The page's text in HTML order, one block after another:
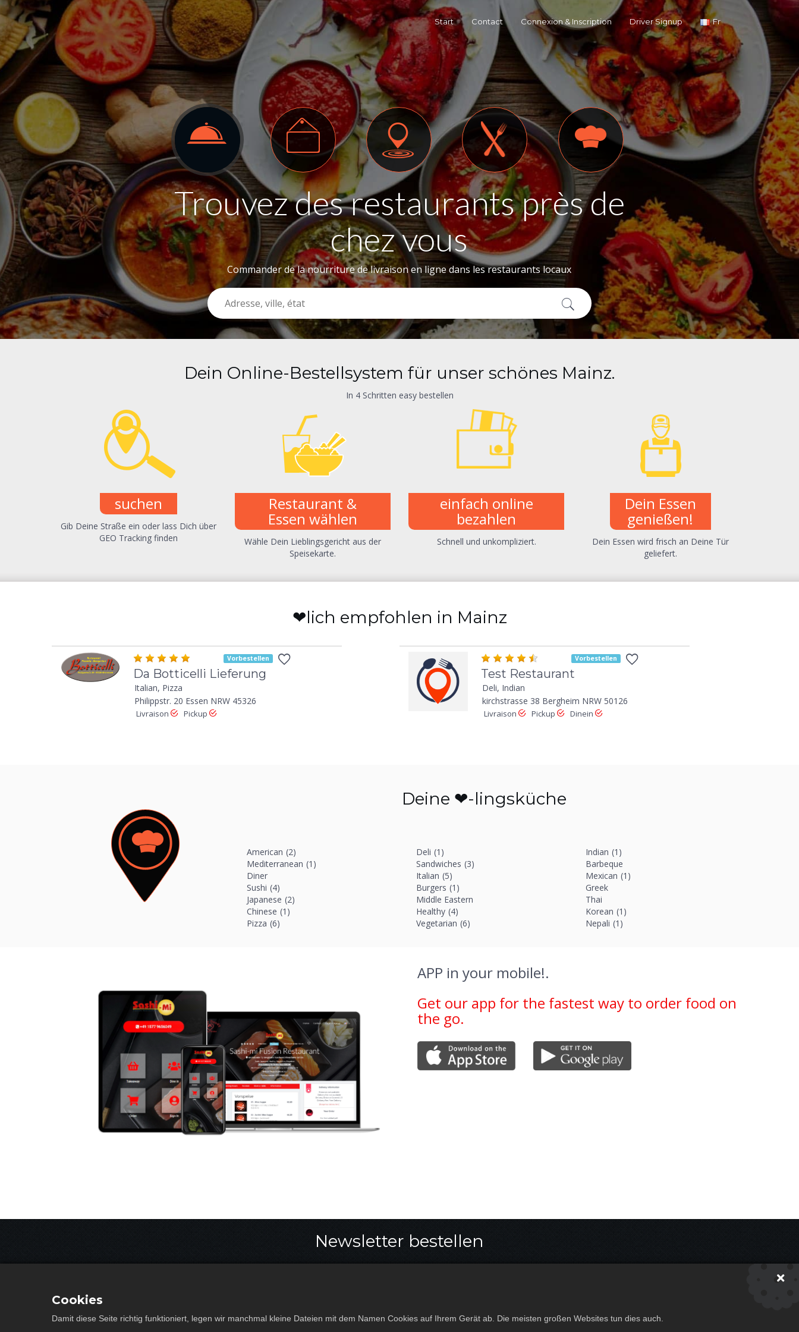
Start Contact Connexion & Inscription Driver Signup Fr
Trouvez des restaurants près de
chez vous
Commander de la nourriture de livraison en ligne dans les restaurants locaux
Dein Online-Bestellsystem für unser schönes Mainz.
In 4 Schritten easy bestellen
suchen
Gib Deine Straße ein oder lass Dich über
GEO Tracking finden
Restaurant &
Essen wählen
Wähle Dein Lieblingsgericht aus der
Speisekarte.
einfach online
bezahlen
Schnell und unkompliziert.
Dein Essen
genießen!
Dein Essen wird frisch an Deine Tür
geliefert.
❤lich empfohlen in Mainz
Vorbestellen
Da Botticelli Lieferung
Italian, Pizza
Philippstr. 20 Essen NRW 45326
Livraison Pickup
Vorbestellen
Test Restaurant
Deli, Indian
kirchstrasse 38 Bergheim NRW 50126
Livraison Pickup Dinein
Deine ❤-lingsküche
American (2) Deli (1) Indian (1)
Mediterranean (1) Sandwiches (3)
Barbeque
Diner
Italian (5) Mexican (1)
Sushi (4) Burgers (1)
Greek
Japanese (2) Middle Eastern
Thai
Chinese (1) Healthy (4) Korean (1)
Pizza (6) Vegetarian (6) Nepali (1)
APP in your mobile!.
Get our app for the fastest way to order food on
the go.
Newsletter bestellen
Cookies
Damit diese Seite richtig funktioniert, legen wir manchmal kleine Dateien mit dem Namen Cookies auf Ihrem Gerät ab. Die meisten großen Websites tun dies auch.